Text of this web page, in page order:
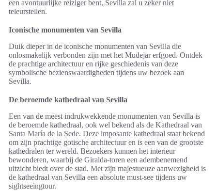
een avontuurlijke reiziger bent, Sevilla zal u zeker niet
teleurstellen.
Iconische monumenten van Sevilla
Duik dieper in de iconische monumenten van Sevilla die
onlosmakelijk verbonden zijn met het Mudejar erfgoed. Ontdek
de prachtige architectuur en rijke geschiedenis van deze
symbolische bezienswaardigheden tijdens uw bezoek aan
Sevilla.
De beroemde kathedraal van Sevilla
Een van de meest indrukwekkende monumenten van Sevilla is
de beroemde kathedraal, ook wel bekend als de Kathedraal van
Santa María de la Sede. Deze imposante kathedraal staat bekend
om zijn prachtige gotische architectuur en is een van de grootste
kathedralen ter wereld. Bezoekers kunnen het interieur
bewonderen, waarbij de Giralda-toren een adembenemend
uitzicht biedt over de stad. Met zijn majestueuze aanwezigheid is
de kathedraal van Sevilla een absolute must-see tijdens uw
sightseeingtour.